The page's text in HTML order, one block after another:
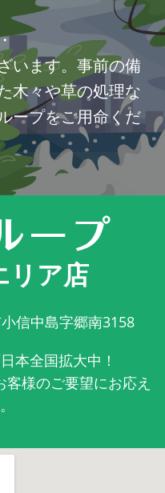
います。事前の備
木々や草の処理な
ープをご用命くだ
リア店
信中島字郷南3158
本全国拡大中！
様のご要望にお応え